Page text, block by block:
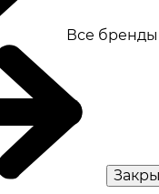
Все бренды